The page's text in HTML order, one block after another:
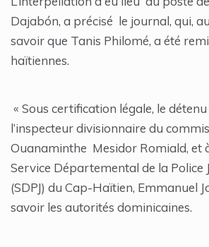
Dajabón, a précisé le journal, qui,
savoir que Tanis Philomé, a été
haïtiennes.
« Sous certification légale, le
l’inspecteur divisionnaire du
Ouanaminthe Mesidor Romiald, et
Service Départemental de la Police
(SDPJ) du Cap-Haïtien, Emmanuel
savoir les autorités dominicaines.